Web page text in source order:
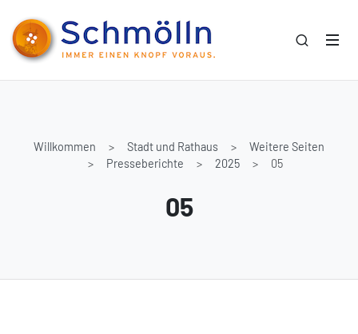
Willkommen Stadt und Rathaus
Weitere Seiten
Presseberichte
2025 05
05